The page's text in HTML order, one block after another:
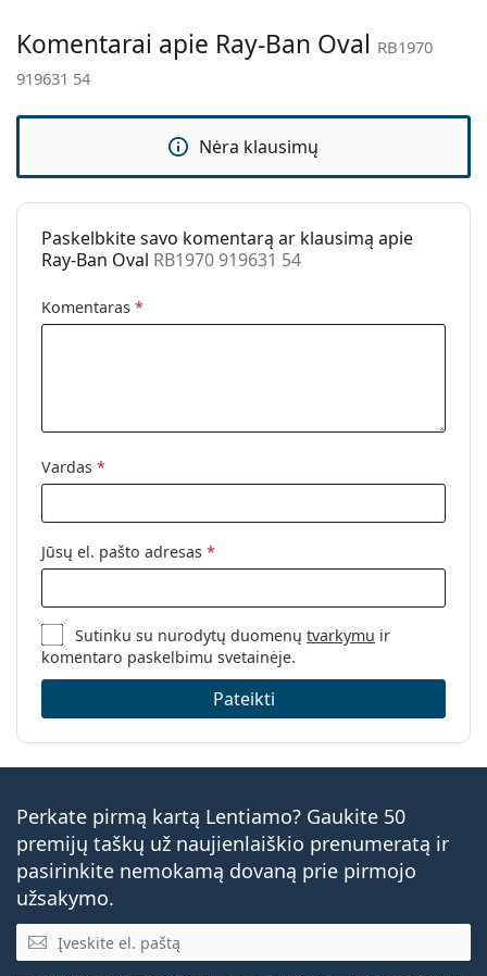
Lytis:
Unisex
Kodas:
RB1970 919631 54
Komentarai apie Ray-Ban Oval RB1970
919631 54
Nėra klausimų
Paskelbkite savo komentarą ar klausimą apie
Ray-Ban Oval RB1970 919631 54
Komentaras *
Vardas *
Jūsų el. pašto adresas *
Sutinku su nurodytų duomenųtvarkymu ir
komentaro paskelbimu svetainėje.
Pateikti
Perkate pirmą kartą Lentiamo? Gaukite 50
premijų taškų už naujienlaiškio prenumeratą ir
pasirinkite nemokamą dovaną prie pirmojo
užsakymo.
El. pašto adresas